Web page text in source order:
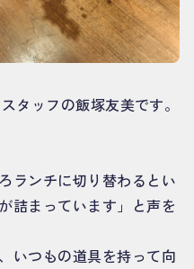
タッフの飯塚友美です。
ランチに切り替わるとい
詰まっています」と声を
いつもの道具を持って向